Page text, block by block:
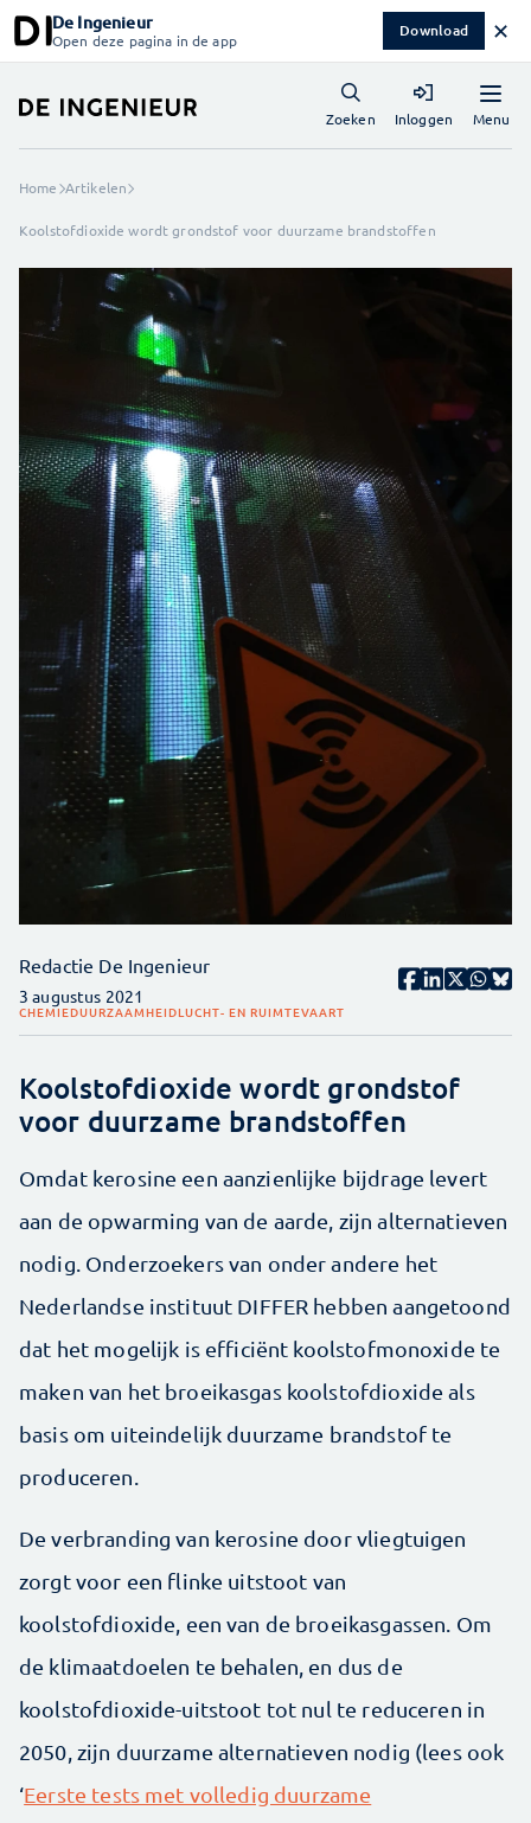
De Ingenieur
Open deze pagina in de app Download ✕
Menu
Zoeken Inloggen
Home Artikelen
Koolstofdioxide wordt grondstof voor duurzame brandstoffen
Redactie De Ingenieur
3 augustus 2021
CHEMIEDUURZAAMHEIDLUCHT- EN RUIMTEVAART
Koolstofdioxide wordt grondstof
voor duurzame brandstoffen
Omdat kerosine een aanzienlijke bijdrage levert
aan de opwarming van de aarde, zijn alternatieven
nodig. Onderzoekers van onder andere het
Nederlandse instituut DIFFER hebben aangetoond
dat het mogelijk is efficiënt koolstofmonoxide te
maken van het broeikasgas koolstofdioxide als
basis om uiteindelijk duurzame brandstof te
produceren.
De verbranding van kerosine door vliegtuigen
zorgt voor een flinke uitstoot van
koolstofdioxide, een van de broeikasgassen. Om
de klimaatdoelen te behalen, en dus de
koolstofdioxide-uitstoot tot nul te reduceren in
2050, zijn duurzame alternatieven nodig (lees ook
‘Eerste tests met volledig duurzame